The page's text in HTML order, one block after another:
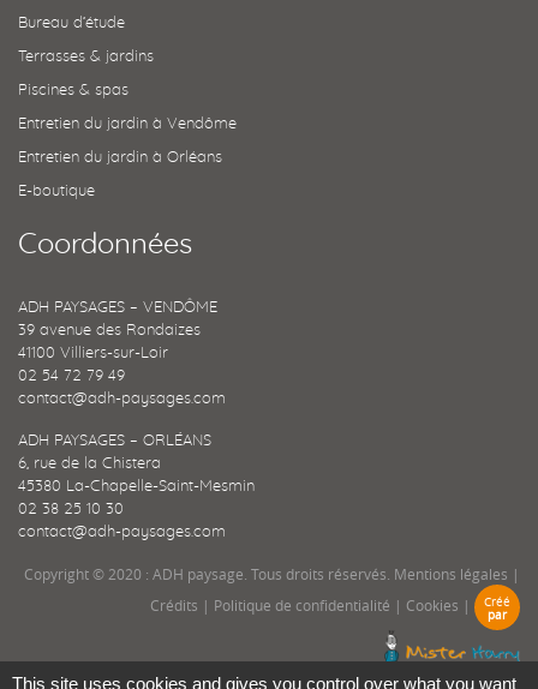
Bureau d’étude
Terrasses & jardins
Piscines & spas
Entretien du jardin à Vendôme
Entretien du jardin à Orléans
E-boutique
Coordonnées
ADH PAYSAGES – VENDÔME
39 avenue des Rondaizes
41100 Villiers-sur-Loir
02 54 72 79 49
contact@adh-paysages.com
ADH PAYSAGES – ORLÉANS
6, rue de la Chistera
45380 La-Chapelle-Saint-Mesmin
02 38 25 10 30
contact@adh-paysages.com
Copyright © 2020 : ADH paysage. Tous droits réservés. Mentions légales |
Crédits | Politique de confidentialité | Cookies |
Créé
par
This site uses cookies and gives you control over what you want